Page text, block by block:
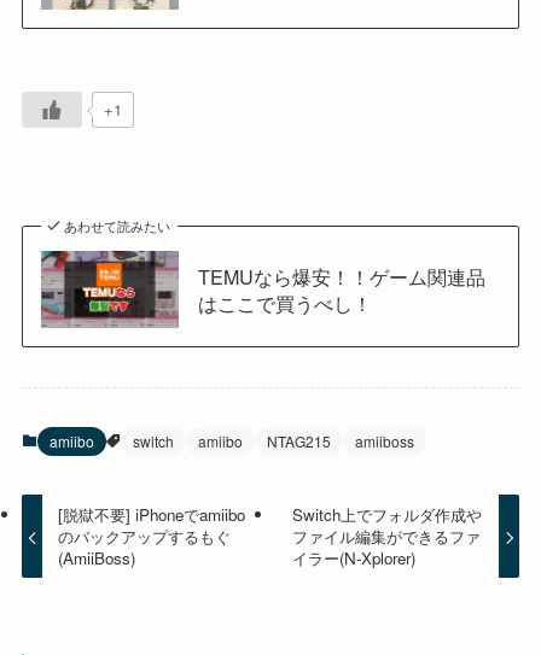
+1
あわせて読みたい
TEMUなら爆安！！ゲーム関連品
はここで買うべし！
amiibo switch amiibo NTAG215 amiiboss
[脱獄不要] iPhoneでamiibo
のバックアップするもぐ
(AmiiBoss)
Switch上でフォルダ作成や
ファイル編集ができるファ
イラー(N-Xplorer)